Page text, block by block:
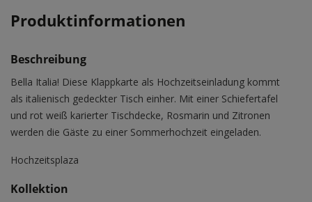
Produktinformationen
Beschreibung
Bella Italia! Diese Klappkarte als Hochzeitseinladung kommt
als italienisch gedeckter Tisch einher. Mit einer Schiefertafel
und rot weiß karierter Tischdecke, Rosmarin und Zitronen
werden die Gäste zu einer Sommerhochzeit eingeladen.
Hochzeitsplaza
Kollektion